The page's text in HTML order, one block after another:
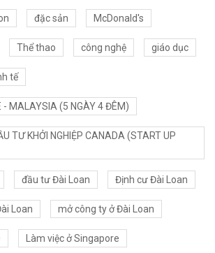
đặc sản McDonald's
Thể thao công nghệ giáo dục
tế
- MALAYSIA (5 NGÀY 4 ĐÊM)
TƯ KHỞI NGHIỆP CANADA (START UP
đầu tư Đài Loan Định cư Đài Loan
Loan mở công ty ở Đài Loan
Làm việc ở Singapore